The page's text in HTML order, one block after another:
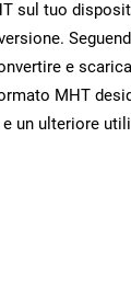
sul tuo
e
MHT
e un ulteriore